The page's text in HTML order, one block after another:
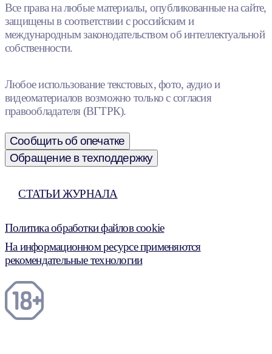
Все права на любые материалы, опубликованные на сайте,
защищены в соответствии с российским и
международным законодательством об интеллектуальной
собственности.
Любое использование текстовых, фото, аудио и
видеоматериалов возможно только с согласия
правообладателя (ВГТРК).
Сообщить об опечатке
Обращение в техподдержку
СТАТЬИ ЖУРНАЛА
Политика обработки файлов cookie
На информационном ресурсе применяются
рекомендательные технологии